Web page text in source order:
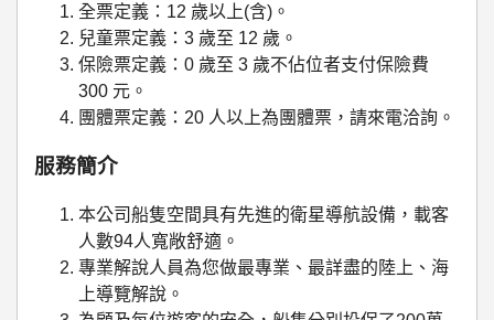
全票定義：12 歲以上(含)。
兒童票定義：3 歲至 12 歲。
保險票定義：0 歲至 3 歲不佔位者支付保險費
300 元。
團體票定義：20 人以上為團體票，請來電洽詢。
服務簡介
本公司船隻空間具有先進的衛星導航設備，載客
人數94人寬敞舒適。
專業解說人員為您做最專業、最詳盡的陸上、海
上導覽解說。